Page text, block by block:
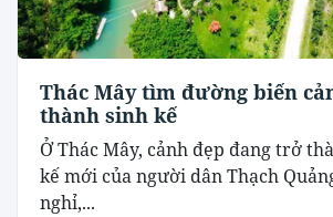
Thác Mây tìm đường biến
thành sinh kế
Ở Thác Mây, cảnh đẹp đang trở
kế mới của người dân Thạch
nghỉ,...